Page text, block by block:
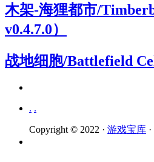
木架-海狸都市/
v0.4.7.0）
战地细胞/Battlefield
. .
Copyright © 2022 · 游戏宝库